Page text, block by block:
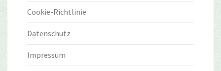
Cookie-Richtlinie
Datenschutz
Impressum